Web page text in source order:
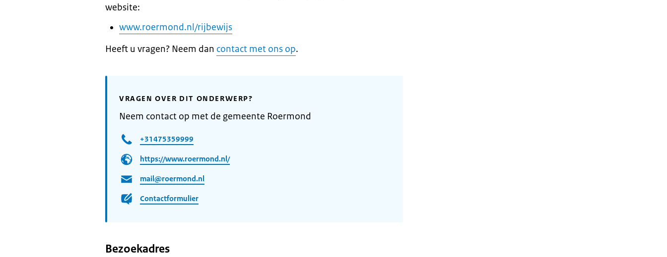
website:
www.roermond.nl/rijbewijs
Heeft u vragen? Neem dan contact met ons op.
VRAGEN OVER DIT ONDERWERP?
Neem contact op met de gemeente Roermond
+31475359999
https://www.roermond.nl/
mail@roermond.nl
Contactformulier
Bezoekadres